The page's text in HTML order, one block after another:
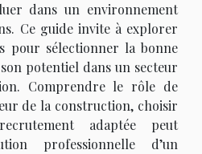
dans un environnement
Ce guide invite à explorer
pour sélectionner la bonne
potentiel dans un secteur
Comprendre le rôle de
de la construction, choisir
adaptée peut
professionnelle d’un